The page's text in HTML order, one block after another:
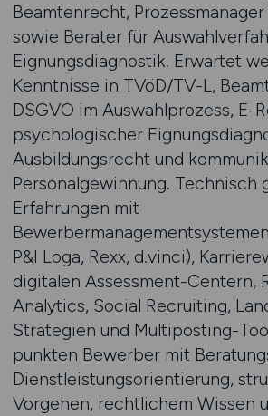
Beamtenrecht,
sowie Berater für
Eignungsdiagnostik. Erwartet
Kenntnisse in TVöD/TV-L,
DSGVO im Auswahlprozess, E-
psychologischer
Ausbildungsrecht und
Personalgewinnung. Technisch
Erfahrungen mit
P&I Loga, Rexx, d.vinci),
digitalen Assessment-Centern,
Analytics, Social Recruiting,
Strategien und Multiposting-
punkten Bewerber mit
Dienstleistungsorientierung,
Vorgehen, rechtlichem Wissen